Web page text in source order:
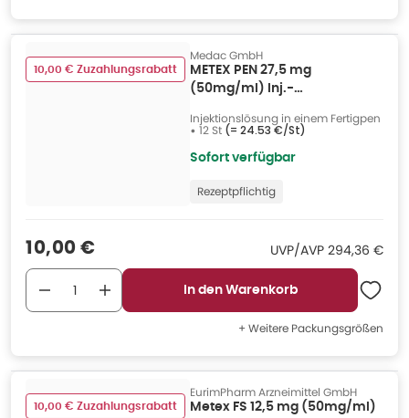
10,00 € Zuzahlungsrabatt
Medac GmbH
METEX PEN 27,5 mg
(50mg/ml) Inj.-
Injektionslösung in einem Fertigpen
• 12 St (= 24.53 €/St)
Sofort verfügbar
Rezeptpflichtig
Verkaufspreis
10,00 € UVP/AVP UVP/AVP:
294,36 €
In den Warenkorb
+ Weitere Packungsgrößen
10,00 € Zuzahlungsrabatt
EurimPharm Arzneimittel GmbH
Metex FS 12,5 mg (50mg/ml)